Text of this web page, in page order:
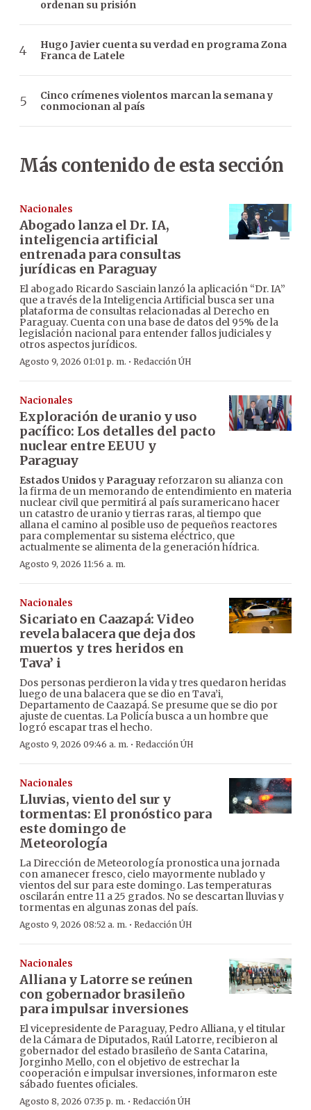
ordenan su prisión
Hugo Javier cuenta su verdad en programa Zona
Franca de Latele
Cinco crímenes violentos marcan la semana y
conmocionan al país
Más contenido de esta sección
Nacionales
Abogado lanza el Dr. IA,
inteligencia artificial
entrenada para consultas
jurídicas en Paraguay
El abogado Ricardo Sasciain lanzó la aplicación “Dr. IA”
que a través de la Inteligencia Artificial busca ser una
plataforma de consultas relacionadas al Derecho en
Paraguay. Cuenta con una base de datos del 95% de la
legislación nacional para entender fallos judiciales y
otros aspectos jurídicos.
Agosto 9, 2026 01:01 p. m. · Redacción ÚH
Nacionales
Exploración de uranio y uso
pacífico: Los detalles del pacto
nuclear entre EEUU y
Paraguay
Estados Unidos y Paraguay reforzaron su alianza con
la firma de un memorando de entendimiento en materia
nuclear civil que permitirá al país suramericano hacer
un catastro de uranio y tierras raras, al tiempo que
allana el camino al posible uso de pequeños reactores
para complementar su sistema eléctrico, que
actualmente se alimenta de la generación hídrica.
Agosto 9, 2026 11:56 a. m.
Nacionales
Sicariato en Caazapá: Video
revela balacera que deja dos
muertos y tres heridos en
Tava’ i
Dos personas perdieron la vida y tres quedaron heridas
luego de una balacera que se dio en Tava’i,
Departamento de Caazapá. Se presume que se dio por
ajuste de cuentas. La Policía busca a un hombre que
logró escapar tras el hecho.
Agosto 9, 2026 09:46 a. m. · Redacción ÚH
Nacionales
Lluvias, viento del sur y
tormentas: El pronóstico para
este domingo de
Meteorología
La Dirección de Meteorología pronostica una jornada
con amanecer fresco, cielo mayormente nublado y
vientos del sur para este domingo. Las temperaturas
oscilarán entre 11 a 25 grados. No se descartan lluvias y
tormentas en algunas zonas del país.
Agosto 9, 2026 08:52 a. m. · Redacción ÚH
Nacionales
Alliana y Latorre se reúnen
con gobernador brasileño
para impulsar inversiones
El vicepresidente de Paraguay, Pedro Alliana, y el titular
de la Cámara de Diputados, Raúl Latorre, recibieron al
gobernador del estado brasileño de Santa Catarina,
Jorginho Mello, con el objetivo de estrechar la
cooperación e impulsar inversiones, informaron este
sábado fuentes oficiales.
Agosto 8, 2026 07:35 p. m. · Redacción ÚH